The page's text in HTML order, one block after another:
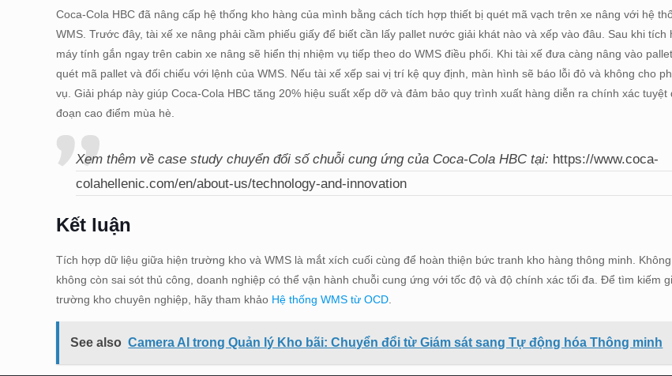
Coca-Cola HBC đã nâng cấp hệ thống kho hàng của mình bằng cách tích hợp thiết bị quét mã vạch trên xe nâng với hệ
WMS. Trước đây, tài xế xe nâng phải cầm phiếu giấy để biết cần lấy pallet nước giải khát nào và xếp vào đâu. Sau khi tích
máy tính gắn ngay trên cabin xe nâng sẽ hiển thị nhiệm vụ tiếp theo do WMS điều phối. Khi tài xế đưa càng nâng vào
quét mã pallet và đối chiếu với lệnh của WMS. Nếu tài xế xếp sai vị trí kệ quy định, màn hình sẽ báo lỗi đỏ và không cho
vụ. Giải pháp này giúp Coca-Cola HBC tăng 20% hiệu suất xếp dỡ và đảm bảo quy trình xuất hàng diễn ra chính xác tuyệt
đoạn cao điểm mùa hè.
Xem thêm về case study chuyển đổi số chuỗi cung ứng của Coca-Cola HBC tại: https://www.coca-
colahellenic.com/en/about-us/technology-and-innovation
Kết luận
Tích hợp dữ liệu giữa hiện trường kho và WMS là mắt xích cuối cùng để hoàn thiện bức tranh kho hàng thông minh. Không
không còn sai sót thủ công, doanh nghiệp có thể vận hành chuỗi cung ứng với tốc độ và độ chính xác tối đa. Để tìm kiếm
trường kho chuyên nghiệp, hãy tham khảo Hệ thống WMS từ OCD
See also Camera AI trong Quản lý Kho bãi: Chuyển đổi từ Giám sát sang Tự động hóa Thông minh